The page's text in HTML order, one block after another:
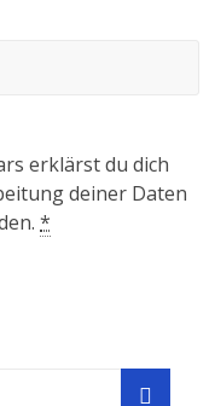
erklärst du dich
deiner Daten
*